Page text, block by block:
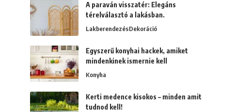
A paraván visszatér: Elegáns
térelválasztó a lakásban.
LakberendezésDekoráció
Egyszerű konyhai hackek, amiket
mindenkinek ismernie kell
Konyha
Kerti medence kisokos – minden amit
tudnod kell!